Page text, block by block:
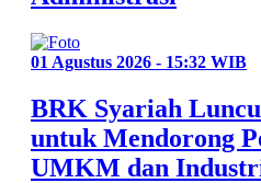
01 Agustus 2026 - 15:32 WIB
BRK Syariah
untuk Mendorong
UMKM dan